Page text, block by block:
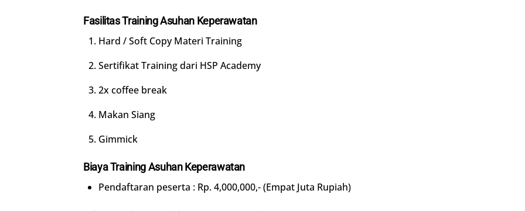
Fasilitas Training Asuhan Keperawatan
Hard / Soft Copy Materi Training
Sertifikat Training dari HSP Academy
2x coffee break
Makan Siang
Gimmick
Biaya Training Asuhan Keperawatan
Pendaftaran peserta : Rp. 4,000,000,- (Empat Juta Rupiah)